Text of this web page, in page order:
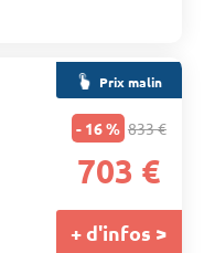
Prix malin
- 16 % 833 €
703 €
+ d'infos >